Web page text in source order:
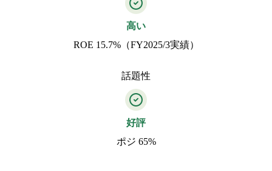
高い
ROE 15.7%（FY2025/3実績）
話題性
好評
ポジ 65%